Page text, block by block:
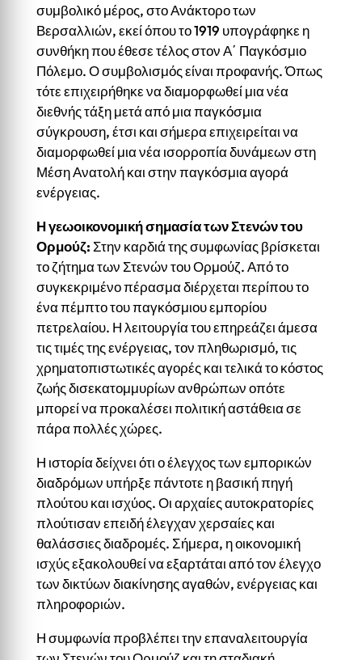
συμβολικό μέρος, στο Ανάκτορο των
Βερσαλλιών, εκεί όπου το 1919 υπογράφηκε η
συνθήκη που έθεσε τέλος στον Α΄ Παγκόσμιο
Πόλεμο. Ο συμβολισμός είναι προφανής. Όπως
τότε επιχειρήθηκε να διαμορφωθεί μια νέα
διεθνής τάξη μετά από μια παγκόσμια
σύγκρουση, έτσι και σήμερα επιχειρείται να
διαμορφωθεί μια νέα ισορροπία δυνάμεων στη
Μέση Ανατολή και στην παγκόσμια αγορά
ενέργειας.
Η γεωοικονομική σημασία των Στενών του
Ορμούζ: Στην καρδιά της συμφωνίας βρίσκεται
το ζήτημα των Στενών του Ορμούζ. Από το
συγκεκριμένο πέρασμα διέρχεται περίπου το
ένα πέμπτο του παγκόσμιου εμπορίου
πετρελαίου. Η λειτουργία του επηρεάζει άμεσα
τις τιμές της ενέργειας, τον πληθωρισμό, τις
χρηματοπιστωτικές αγορές και τελικά το κόστος
ζωής δισεκατομμυρίων ανθρώπων οπότε
μπορεί να προκαλέσει πολιτική αστάθεια σε
πάρα πολλές χώρες.
Η ιστορία δείχνει ότι ο έλεγχος των εμπορικών
διαδρόμων υπήρξε πάντοτε η βασική πηγή
πλούτου και ισχύος. Οι αρχαίες αυτοκρατορίες
πλούτισαν επειδή έλεγχαν χερσαίες και
θαλάσσιες διαδρομές. Σήμερα, η οικονομική
ισχύς εξακολουθεί να εξαρτάται από τον έλεγχο
των δικτύων διακίνησης αγαθών, ενέργειας και
πληροφοριών.
Η συμφωνία προβλέπει την επαναλειτουργία